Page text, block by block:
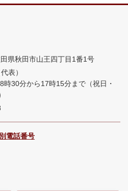
県秋田市山王四丁目1番1号
表）
時30分から17時15分まで （祝日・
電話番号